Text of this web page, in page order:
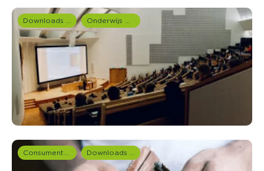
Downloads en rapportages Onderwijs onderzoek
Consumentenonderzoek Downloads en rapportages